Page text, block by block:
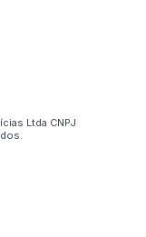
Ltda CNPJ